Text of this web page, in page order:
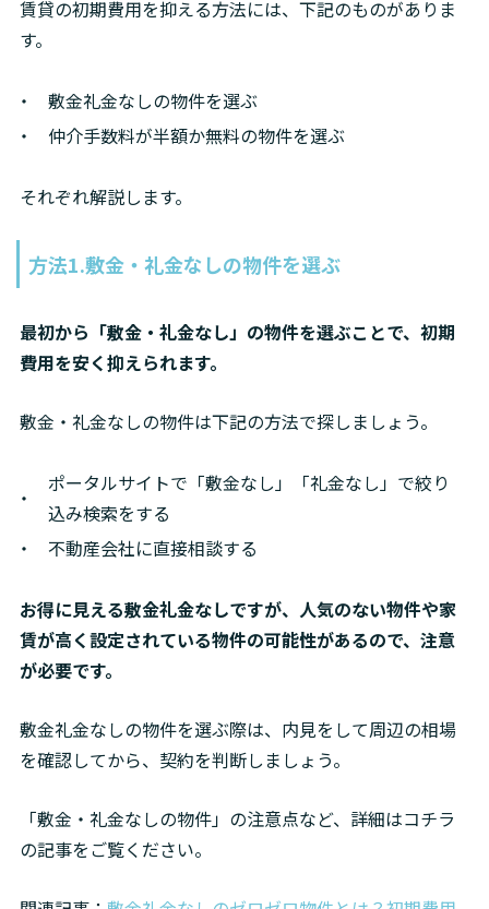
賃貸の初期費用を抑える方法には、下記のものがありま
す。
敷金礼金なしの物件を選ぶ
仲介手数料が半額か無料の物件を選ぶ
それぞれ解説します。
方法1.敷金・礼金なしの物件を選ぶ
最初から「敷金・礼金なし」の物件を選ぶことで、初期
費用を安く抑えられます。
敷金・礼金なしの物件は下記の方法で探しましょう。
ポータルサイトで「敷金なし」「礼金なし」で絞り
込み検索をする
不動産会社に直接相談する
お得に見える敷金礼金なしですが、人気のない物件や家
賃が高く設定されている物件の可能性があるので、注意
が必要です。
敷金礼金なしの物件を選ぶ際は、内見をして周辺の相場
を確認してから、契約を判断しましょう。
「敷金・礼金なしの物件」の注意点など、詳細はコチラ
の記事をご覧ください。